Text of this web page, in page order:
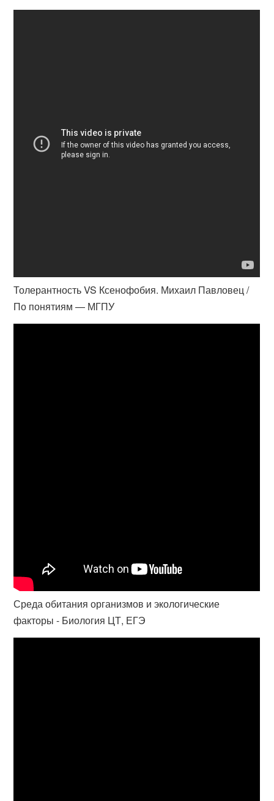
Толерантность VS Ксенофобия. Михаил Павловец /
По понятиям — МГПУ
Среда обитания организмов и экологические
факторы - Биология ЦТ, ЕГЭ